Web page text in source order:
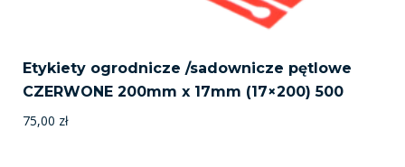
Etykiety ogrodnicze /sadownicze pętlowe
CZERWONE 200mm x 17mm (17×200) 500
75,00 zł